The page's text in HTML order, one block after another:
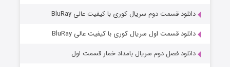
عملیات آپارتمان
قسمت۲ (زیرنویس) منتشر شد
دانلود قسمت دوم سریال کوری با کیفیت عالی BluRay
دانلود قسمت اول سریال کوری با کیفیت عالی BluRay
دانلود فصل دوم سریال بامداد خمار قسمت اول